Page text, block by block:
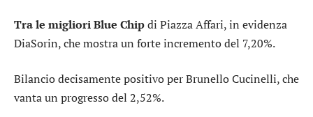
Tra le migliori Blue Chipdi Piazza Affari, in evidenza
DiaSorin, che mostra un forte incremento del 7,20%.
Bilancio decisamente positivo perBrunello Cucinelli, che
vanta un progresso del 2,52%.